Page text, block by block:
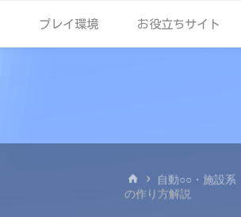
プレイ環境 お役立ちサイト
ホ
ー
自動○○・施設系
の作り方解説